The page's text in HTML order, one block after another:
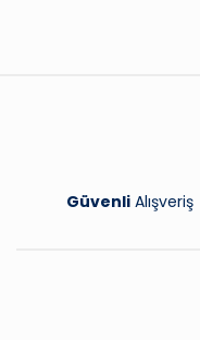
Güvenli Alışveriş